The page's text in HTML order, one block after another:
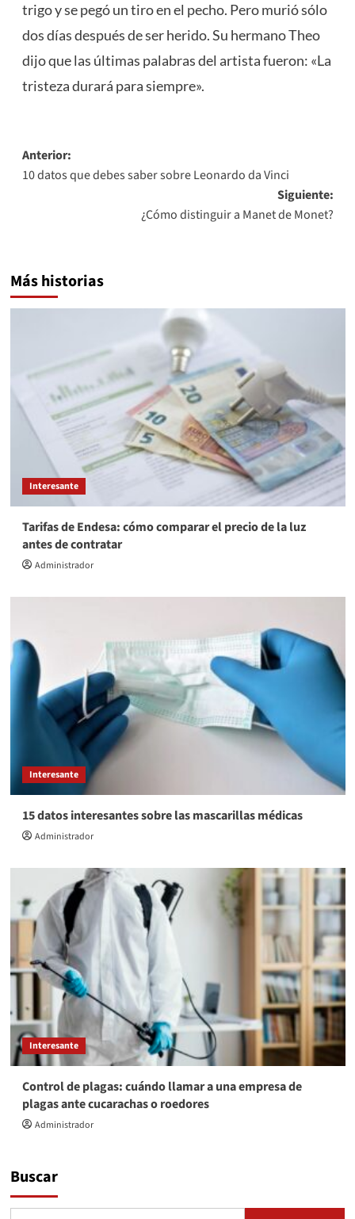
trigo y se pegó un tiro en el pecho. Pero murió sólo
dos días después de ser herido. Su hermano Theo
dijo que las últimas palabras del artista fueron: «La
tristeza durará para siempre».
Navegación
de
Anterior:
10 datos que debes saber sobre Leonardo da Vinci
Siguiente:
¿Cómo distinguir a Manet de Monet?
Más historias
Interesante
Tarifas de Endesa: cómo comparar el precio de la luz
antes de contratar
Administrador
Interesante
15 datos interesantes sobre las mascarillas médicas
Administrador
Interesante
Control de plagas: cuándo llamar a una empresa de
plagas ante cucarachas o roedores
Administrador
Buscar